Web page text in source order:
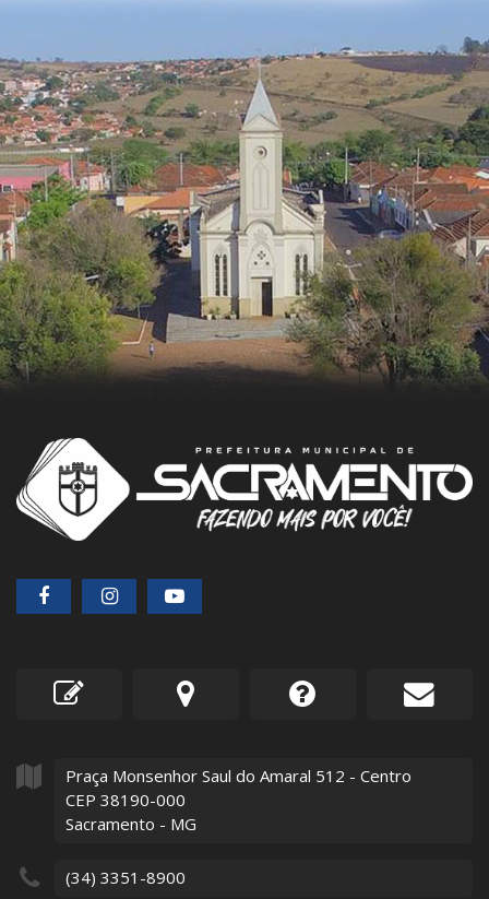
Praça Monsenhor Saul do Amaral 512 - Centro
CEP 38190-000
Sacramento - MG
(34) 3351-8900